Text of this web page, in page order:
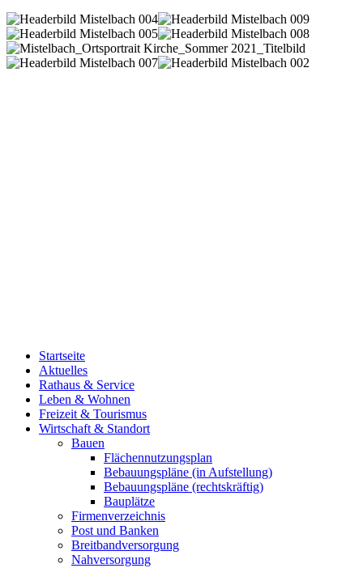
Startseite
Aktuelles
Rathaus & Service
Leben & Wohnen
Freizeit & Tourismus
Wirtschaft & Standort
Bauen
Flächennutzungsplan
Bebauungspläne (in Aufstellung)
Bebauungspläne (rechtskräftig)
Bauplätze
Firmenverzeichnis
Post und Banken
Breitbandversorgung
Nahversorgung